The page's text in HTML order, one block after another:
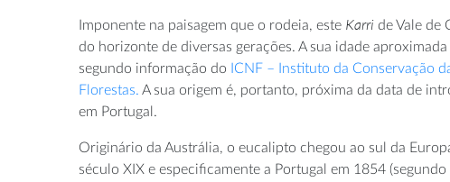
Imponente na paisagem que o rodeia, este Karri de Vale de
do horizonte de diversas gerações. A sua idade aproximada
segundo informação do
ICNF – Instituto da Conservação
Florestas. A sua origem é, portanto, próxima da data de
em Portugal.
Originário da Austrália, o eucalipto chegou ao sul da
século XIX e especificamente a Portugal em 1854 (segundo